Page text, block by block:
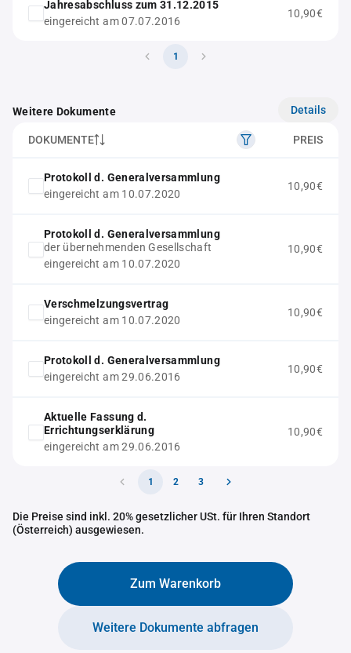
Jahresabschluss zum 31.12.2015
eingereicht am 07.07.2016
10,90€
1
Weitere Dokumente Details
DOKUMENTE PREIS
Protokoll d. Generalversammlung
eingereicht am 10.07.2020
10,90€
Protokoll d. Generalversammlung
der übernehmenden Gesellschaft
eingereicht am 10.07.2020
10,90€
Verschmelzungsvertrag
eingereicht am 10.07.2020
10,90€
Protokoll d. Generalversammlung
eingereicht am 29.06.2016
10,90€
Aktuelle Fassung d.
Errichtungserklärung
eingereicht am 29.06.2016
10,90€
1 2 3
Die Preise sind inkl. 20% gesetzlicher USt. für Ihren Standort
(Österreich) ausgewiesen.
Zum Warenkorb
Weitere Dokumente abfragen